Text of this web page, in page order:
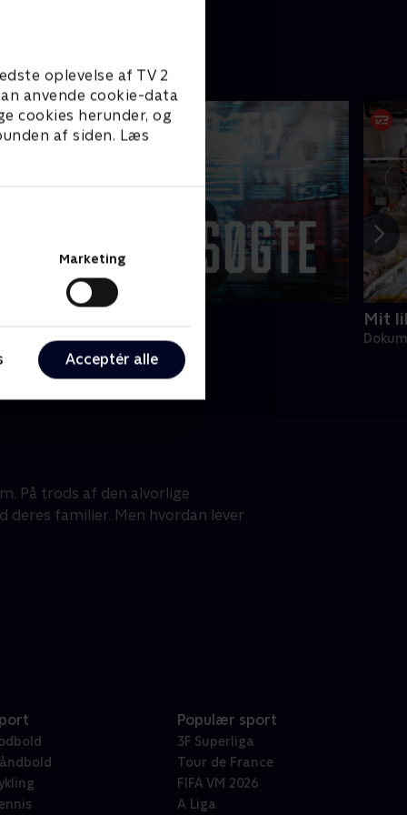
oplevelse af TV 2
anvende cookie-data
cookies herunder, og
af siden. Læs
Marketing
Acceptér alle
• 1 sæsoner
Mit
På trods af den alvorlige
deres familier. Men hvordan lever
Populær sport
3F Superliga
Tour de France
FIFA VM 2026
A Liga